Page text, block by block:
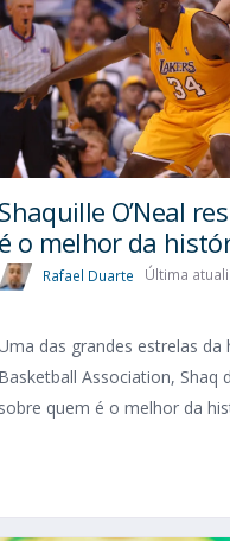
Shaquille O’Neal
é o melhor da
Rafael Duarte Última
das grandes estrelas
Basketball Association, Shaq
sobre quem é o melhor da